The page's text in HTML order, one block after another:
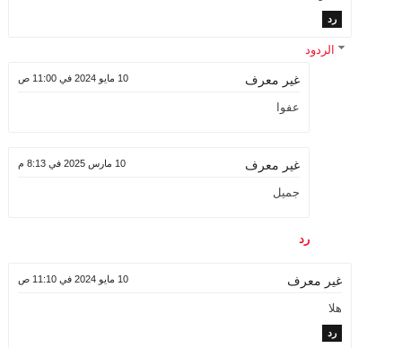
رد
الردود
غير معرف 10 مايو 2024 في 11:00 ص
عفوا
غير معرف 10 مارس 2025 في 8:13 م
جميل
رد
غير معرف 10 مايو 2024 في 11:10 ص
هلا
رد